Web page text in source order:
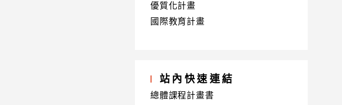
優質化計畫
國際教育計畫
站內快速連結
總體課程計畫書